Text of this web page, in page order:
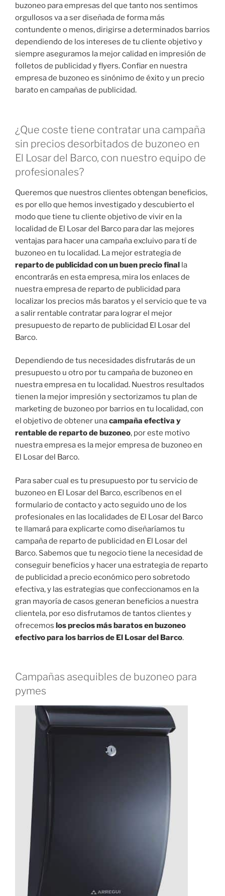
buzoneo para empresas del que tanto nos sentimos
orgullosos va a ser diseñada de forma más
contundente o menos, dirigirse a determinados barrios
dependiendo de los intereses de tu cliente objetivo y
siempre aseguramos la mejor calidad en impresión de
folletos de publicidad y flyers. Confiar en nuestra
empresa de buzoneo es sinónimo de éxito y un precio
barato en campañas de publicidad.
¿Que coste tiene contratar una campaña
sin precios desorbitados de buzoneo en
El Losar del Barco, con nuestro equipo de
profesionales?
Queremos que nuestros clientes obtengan beneficios,
es por ello que hemos investigado y descubierto el
modo que tiene tu cliente objetivo de vivir en la
localidad de El Losar del Barco para dar las mejores
ventajas para hacer una campaña excluivo para tí de
buzoneo en tu localidad. La mejor estrategia de
reparto de publicidad con un buen precio final la
encontrarás en esta empresa, mira los enlaces de
nuestra empresa de reparto de publicidad para
localizar los precios más baratos y el servicio que te va
a salir rentable contratar para lograr el mejor
presupuesto de reparto de publicidad El Losar del
Barco.
Dependiendo de tus necesidades disfrutarás de un
presupuesto u otro por tu campaña de buzoneo en
nuestra empresa en tu localidad. Nuestros resultados
tienen la mejor impresión y sectorizamos tu plan de
marketing de buzoneo por barrios en tu localidad, con
el objetivo de obtener unacampaña efectiva y
rentable de reparto de buzoneo, por este motivo
nuestra empresa es la mejor empresa de buzoneo en
El Losar del Barco.
Para saber cual es tu presupuesto por tu servicio de
buzoneo en El Losar del Barco, escríbenos en el
formulario de contacto y acto seguido uno de los
profesionales en las localidades de El Losar del Barco
te llamará para explicarte como diseñaríamos tu
campaña de reparto de publicidad en El Losar del
Barco. Sabemos que tu negocio tiene la necesidad de
conseguir beneficios y hacer una estrategia de reparto
de publicidad a precio económico pero sobretodo
efectiva, y las estrategias que confeccionamos en la
gran mayoría de casos generan beneficios a nuestra
clientela, por eso disfrutamos de tantos clientes y
ofrecemos los precios más baratos en buzoneo
efectivo para los barrios de El Losar del Barco.
Campañas asequibles de buzoneo para
pymes